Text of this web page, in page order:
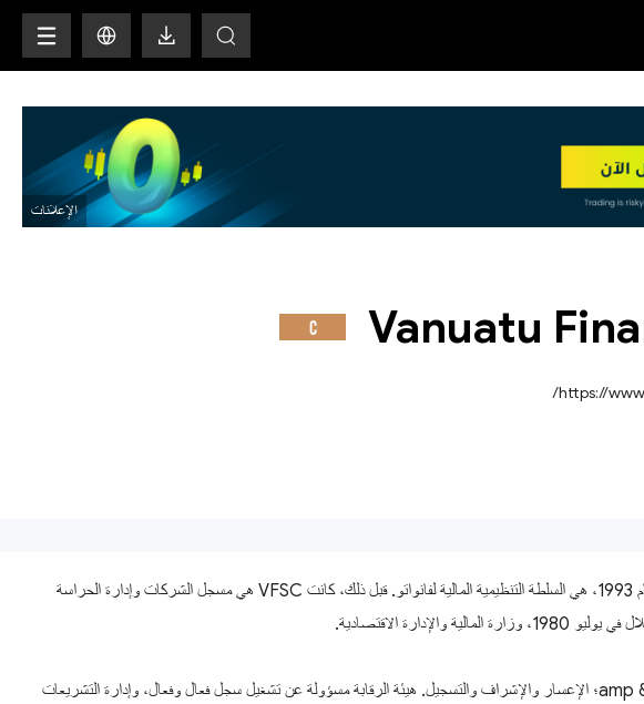
Vanuatu
C
https://
إن لجنة الخدمات المالية بفانواتو (VFSC)، التي تم إنشاؤها رسميًا في عام 1993، هي السلطة التنظيمية المالية لفانواتو. قبل ذلك، كانت VFSC هي مسجل الشركات وإدارة الحراسة
تتكون VFSC من أربعة أقسام، وهي خدمات الشركات والتنفيذ القانوني & amp؛ الإعسار والإشراف والتسجيل. هيئة الرقابة مسؤولة عن تشغيل سجل فعال وفعال، وإدارة التشريعات